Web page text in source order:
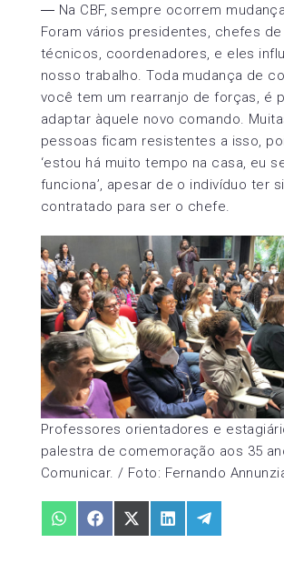
― Na CBF, sempre ocorrem
Foram vários presidentes, chefes de
técnicos, coordenadores, e eles
nosso trabalho. Toda mudança de
você tem um rearranjo de forças, é
adaptar àquele novo comando.
pessoas ficam resistentes a isso,
‘estou há muito tempo na casa, eu
funciona’, apesar de o indivíduo ter
contratado para ser o chefe.
Professores orientadores e
palestra de comemoração aos 35
Comunicar. / Foto: Fernando
Share
on
Share
on
Share
on
Share
on
Share
on